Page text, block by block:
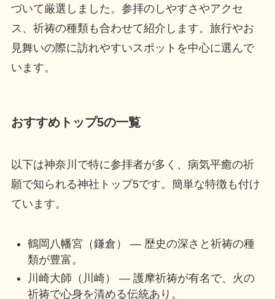
づいて厳選しました。参拝のしやすさやアクセ
ス、祈祷の種類も合わせて紹介します。旅行やお
見舞いの際に訪れやすいスポットを中心に選んで
います。
おすすめトップ5の一覧
以下は神奈川で特に参拝者が多く、病気平癒の祈
願で知られる神社トップ5です。簡単な特徴も付け
ています。
鶴岡八幡宮（鎌倉） — 歴史の深さと祈祷の種
類が豊富。
川崎大師（川崎） — 護摩祈祷が有名で、火の
祈祷で心身を清める伝統あり。